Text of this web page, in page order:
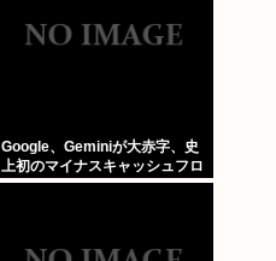
Google、Geminiが大赤字、史
上初のマイナスキャッシュフロ
ーに陥る